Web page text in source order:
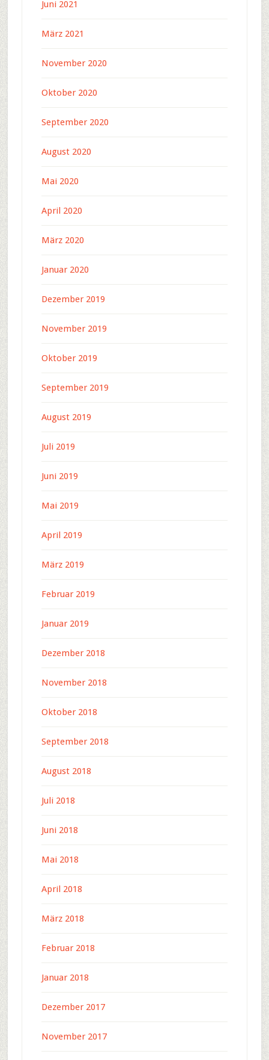
Juni 2021
März 2021
November 2020
Oktober 2020
September 2020
August 2020
Mai 2020
April 2020
März 2020
Januar 2020
Dezember 2019
November 2019
Oktober 2019
September 2019
August 2019
Juli 2019
Juni 2019
Mai 2019
April 2019
März 2019
Februar 2019
Januar 2019
Dezember 2018
November 2018
Oktober 2018
September 2018
August 2018
Juli 2018
Juni 2018
Mai 2018
April 2018
März 2018
Februar 2018
Januar 2018
Dezember 2017
November 2017